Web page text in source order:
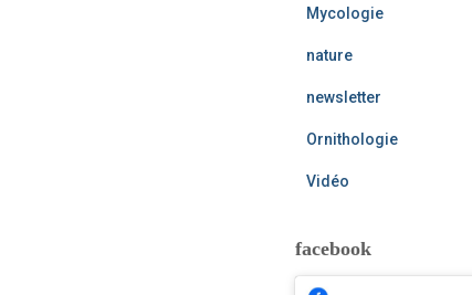
Mycologie
nature
newsletter
Ornithologie
Vidéo
facebook